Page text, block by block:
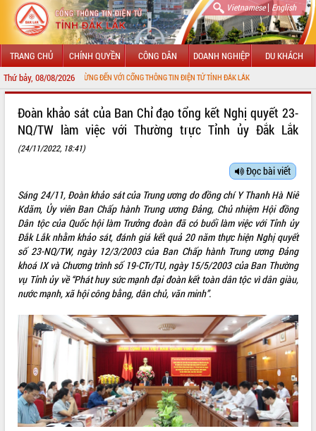
Vietnamese| English
TRANG CHỦ CHÍNH QUYỀN CÔNG DÂN DOANH NGHIỆP DU KHÁCH
Thứ bảy, 08/08/2026
CHÀO MỪNG ĐẾN VỚI CỔNG THÔNG TIN ĐIỆN TỬ TỈNH ĐẮK LẮK
LÃNH ĐẠO UBND TỈNH
SỞ, BAN, NGÀNH
UBND CÁC XÃ, PHƯỜNG
THÔNG TIN CHỈ ĐẠO ĐIỀU HÀNH
HỆ THỐNG VĂN BẢN
ĐIỂM TIN VĂN BẢN
QUY HOẠCH - KẾ HOẠCH
Đoàn khảo sát của Ban Chỉ đạo tổng kết Nghị quyết 23-
NQ/TW làm việc với Thường trực Tỉnh ủy Đắk Lắk
(24/11/2022, 18:41)
Đọc bài viết
Sáng 24/11, Đoàn khảo sát của Trung ương do đồng chí Y Thanh Hà Niê
Kdăm, Ủy viên Ban Chấp hành Trung ương Đảng, Chủ nhiệm Hội đồng
Dân tộc của Quốc hội làm Trưởng đoàn đã có buổi làm việc với Tỉnh ủy
Đắk Lắk nhằm khảo sát, đánh giá kết quả 20 năm thực hiện Nghị quyết
số 23-NQ/TW, ngày 12/3/2003 của Ban Chấp hành Trung ương Đảng
khoá IX và Chương trình số 19-CTr/TU, ngày 15/5/2003 của Ban Thường
vụ Tỉnh ủy về “Phát huy sức mạnh đại đoàn kết toàn dân tộc vì dân giàu,
nước mạnh, xã hội công bằng, dân chủ, văn minh”.